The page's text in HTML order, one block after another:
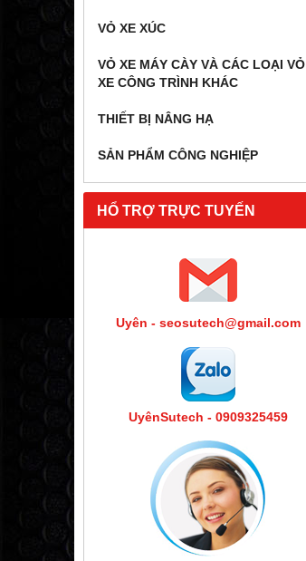
VỎ XE XÚC
VỎ XE MÁY CÀY VÀ CÁC LOẠI VỎ
XE CÔNG TRÌNH KHÁC
THIẾT BỊ NÂNG HẠ
SẢN PHẨM CÔNG NGHIỆP
HỔ TRỢ TRỰC TUYẾN
Uyên - seosutech@gmail.com
UyênSutech - 0909325459